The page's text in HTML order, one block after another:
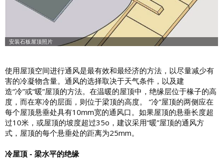
使用屋顶空间进行通风是最有效和最经济的方法，以尽量减少有
害的冷凝物含量。通风的选择取决于天气条件，以及建
造“冷”或“暖”屋顶的方法。在温暖的屋顶中，绝缘层位于椽子的高
度，而在寒冷的层面，则位于梁顶的高度。 “冷”屋顶的两侧应在
每个屋顶悬垂处具有10mm宽的通风口。如果屋顶的悬垂长度超
过10米，或屋顶的坡度超过35o，建议采用“暖”屋顶的通风方
式，屋顶的每个悬垂处的距离为25mm。
冷屋顶 - 梁水平的绝缘